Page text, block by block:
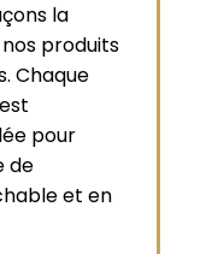
la
produits
Chaque
pour
de
et en